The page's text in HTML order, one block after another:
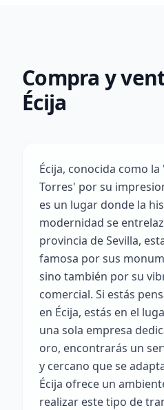
Compra y
Écija
Écija, conocida como la
Torres' por su
es un lugar donde la
modernidad se
provincia de Sevilla,
famosa por sus
sino también por su
comercial. Si estás
en Écija, estás en el
una sola empresa
oro, encontrarás un
y cercano que se
Écija ofrece un
realizar este tipo de